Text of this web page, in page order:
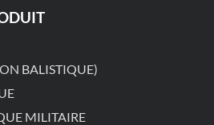
BALISTIQUE)
MILITAIRE